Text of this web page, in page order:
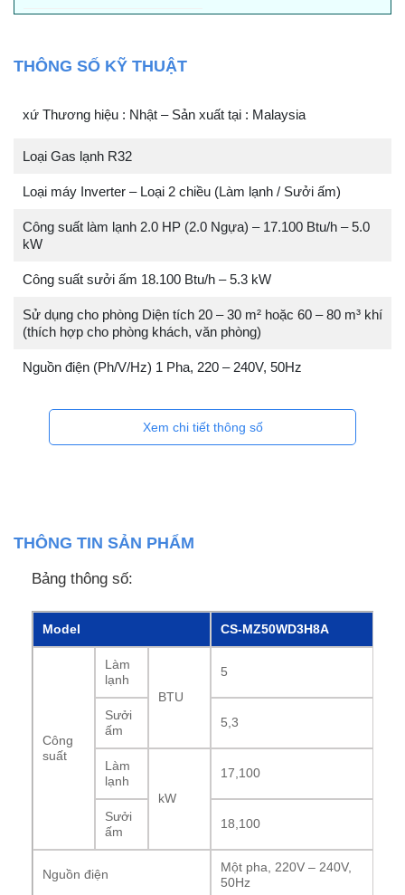
THÔNG SỐ KỸ THUẬT
xứ Thương hiệu : Nhật – Sản xuất tại : Malaysia
Loại Gas lạnh R32
Loại máy Inverter – Loại 2 chiều (Làm lạnh / Sưởi ấm)
Công suất làm lạnh 2.0 HP (2.0 Ngựa) – 17.100 Btu/h – 5.0
kW
Công suất sưởi ấm 18.100 Btu/h – 5.3 kW
Sử dụng cho phòng Diện tích 20 – 30 m² hoặc 60 – 80 m³ khí
(thích hợp cho phòng khách, văn phòng)
Nguồn điện (Ph/V/Hz) 1 Pha, 220 – 240V, 50Hz
Xem chi tiết thông số
THÔNG TIN SẢN PHẨM
Bảng thông số:
Model CS-MZ50WD3H8A
Công
suất
Làm
lạnh
BTU
5
Sưởi
ấm
5,3
Làm
lạnh
kW
17,100
Sưởi
ấm
18,100
Nguồn điện
Một pha, 220V – 240V,
50Hz